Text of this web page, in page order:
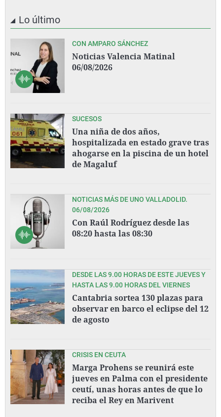
Lo último
CON AMPARO SÁNCHEZ
Noticias Valencia Matinal
06/08/2026
SUCESOS
Una niña de dos años,
hospitalizada en estado grave tras
ahogarse en la piscina de un hotel
de Magaluf
NOTICIAS MÁS DE UNO VALLADOLID.
06/08/2026
Con Raúl Rodríguez desde las
08:20 hasta las 08:30
DESDE LAS 9.00 HORAS DE ESTE JUEVES Y
HASTA LAS 9.00 HORAS DEL VIERNES
Cantabria sortea 130 plazas para
observar en barco el eclipse del 12
de agosto
CRISIS EN CEUTA
Marga Prohens se reunirá este
jueves en Palma con el presidente
ceutí, unas horas antes de que lo
reciba el Rey en Marivent